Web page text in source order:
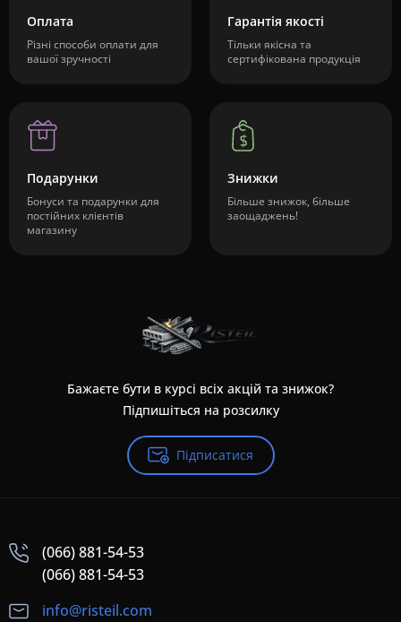
Оплата
Різні способи оплати для
вашої зручності
Гарантія якості
Тільки якісна та
сертифікована продукція
Подарунки
Бонуси та подарунки для
постійних клієнтів
магазину
Знижки
Більше знижок, більше
заощаджень!
Бажаєте бути в курсі всіх акцій та знижок?
Підпишіться на розсилку
Підписатися
(066) 881-54-53
(066) 881-54-53
info@risteil.com